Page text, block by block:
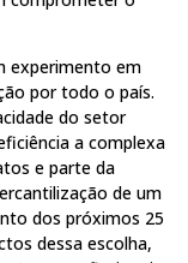
experimento em
por todo o país.
do setor
a complexa
e parte da
de um
dos próximos 25
dessa escolha,